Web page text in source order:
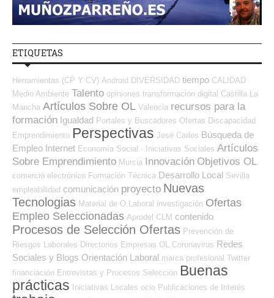
ETIQUETAS
Herramientas (CP Y CV) Android DIVERSIDAD tiempo CALIDAD
Medio Ambiente Talento opiniones transformación digital Castilla La
Mancha Artículos Sobre OL Valencia recursos para la
formación Igualdad Portales y Buscadores Ofertas Discapacidad
Emprendimiento Perspectivas José Carlos Búsqueda de
Empleo Internet Economía Social - Iniciativas Sociales Artículos
Sobre Emprendimiento Murcia Innovación Objetivos OL
comercio electrónico Formación Técnica Desarrollo Local Sevilla
empleabilidad comunicación proyecto Nuevas
Tecnologias Material de O.Laboral investigación Ofertas
Empleo Seleccionadas Aprodel CLM contenido
Procesos de Selección Ofertas Prevención de
Riesgos Laborales Directorios Empresas OL Coronavirus Redes
Sociales y Blogs Orientación Laboral marca profesional Twitter
financiación Entrevistas y Procesos Selección Buenas
prácticas Iniciativas Locales ocio Publicaciones de Interés